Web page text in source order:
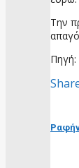
Την